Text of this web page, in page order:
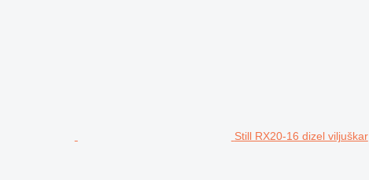
Still RX20-16 dizel viljuškar